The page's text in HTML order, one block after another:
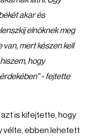
akar és
elnöknek meg
van, mert készen kell
hogy
" - fejtette
is kifejtette, hogy
vélte, ebben lehetett